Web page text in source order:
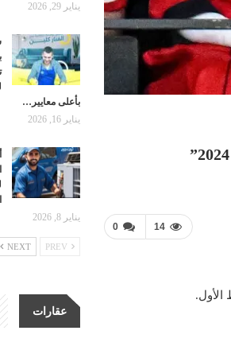
0 14
يناير 29, 2026
بأعلى معايير…
يناير 16, 2026
يناير 8, 2026
NEXT
عقارات